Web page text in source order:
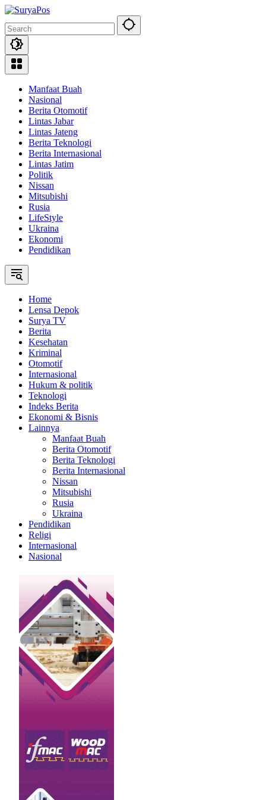
Skip
content
Manfaat Buah
Nasional
Berita Otomotif
Lintas Jabar
Lintas Jateng
Berita Teknologi
Berita Internasional
Lintas Jatim
Politik
Nissan
Mitsubishi
Rusia
LifeStyle
Ukraina
Ekonomi
Pendidikan
Home
Lensa Depok
Surya TV
Berita
Kesehatan
Kriminal
Otomotif
Internasional
Hukum & politik
Teknologi
Indeks Berita
Ekonomi & Bisnis
Lainnya
Manfaat Buah
Berita Otomotif
Berita Teknologi
Berita Internasional
Nissan
Mitsubishi
Rusia
Ukraina
Pendidikan
Religi
Internasional
Nasional